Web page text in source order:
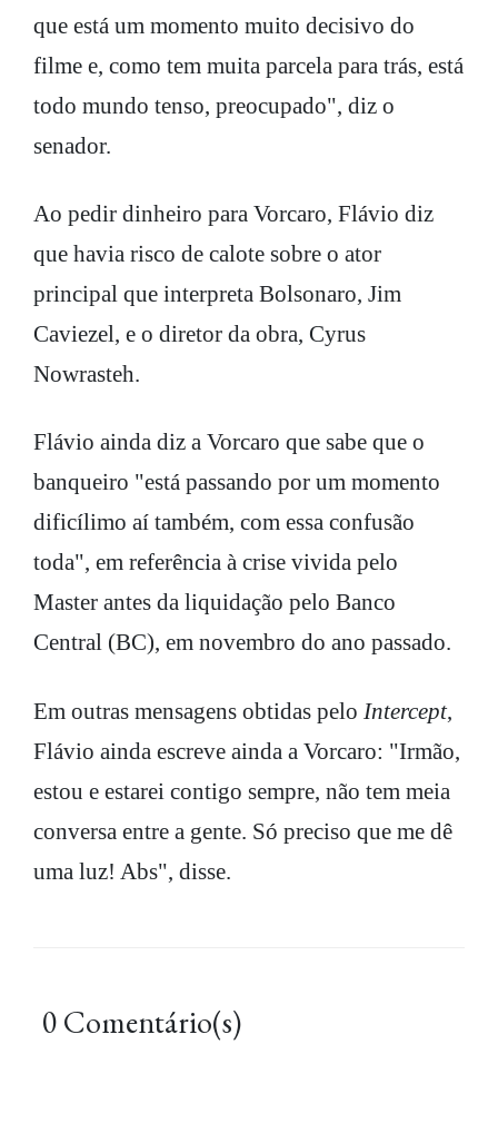
que está um momento muito decisivo do
filme e, como tem muita parcela para trás, está
todo mundo tenso, preocupado", diz o
senador.
Ao pedir dinheiro para Vorcaro, Flávio diz
que havia risco de calote sobre o ator
principal que interpreta Bolsonaro, Jim
Caviezel, e o diretor da obra, Cyrus
Nowrasteh.
Flávio ainda diz a Vorcaro que sabe que o
banqueiro "está passando por um momento
dificílimo aí também, com essa confusão
toda", em referência à crise vivida pelo
Master antes da liquidação pelo Banco
Central (BC), em novembro do ano passado.
Em outras mensagens obtidas pelo Intercept,
Flávio ainda escreve ainda a Vorcaro: "Irmão,
estou e estarei contigo sempre, não tem meia
conversa entre a gente. Só preciso que me dê
uma luz! Abs", disse.
0 Comentário(s)